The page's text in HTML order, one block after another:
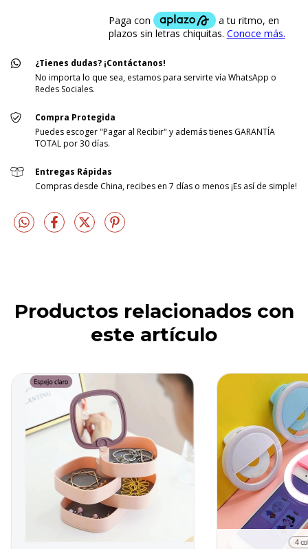
¿Tienes dudas? ¡Contáctanos!
No importa lo que sea, estamos para servirte vía WhatsApp o
Redes Sociales.
Compra Protegida
Puedes escoger "Pagar al Recibir" y además tienes GARANTÍA
TOTAL por 30 días.
Entregas Rápidas
Compras desde China, recibes en 7 días o menos ¡Es así de simple!
Productos relacionados con
este artículo
4